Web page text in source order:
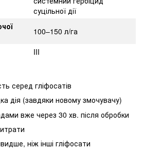
суцільної дії
100–150 л/га
III
серед гліфосатів
дія (завдяки новому змочувачу)
вже через 30 хв. після обробки
ніж інші гліфосати